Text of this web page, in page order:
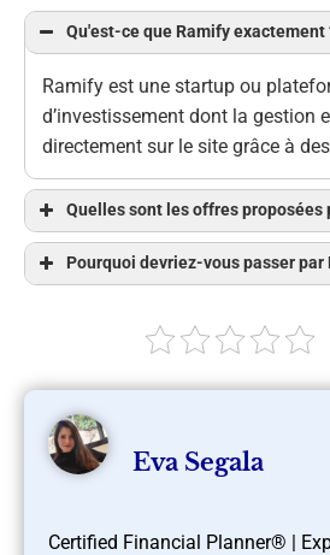
Qu'est-ce que Ramify exactement
Ramify est une startup ou
d’investissement dont la gestion
directement sur le site grâce à
Quelles sont les offres proposées
Pourquoi devriez-vous passer par
Eva Segala
Certified Financial Planner® |